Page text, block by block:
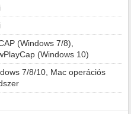
(Windows 7/8),
(Windows 10)
7/8/10, Mac operációs